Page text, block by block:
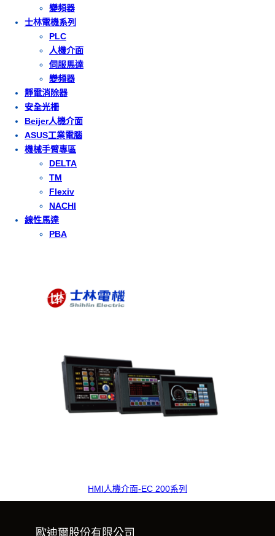
變頻器
士林電機系列
PLC
人機介面
伺服馬達
變頻器
靜電消除器
安全光柵
Beijer人機介面
ASUS工業電腦
機械手臂專區
DELTA
TM
Flexiv
NACHI
線性馬達
PBA
HMI人機介面-EC 200系列
歐迪爾股份有限公司